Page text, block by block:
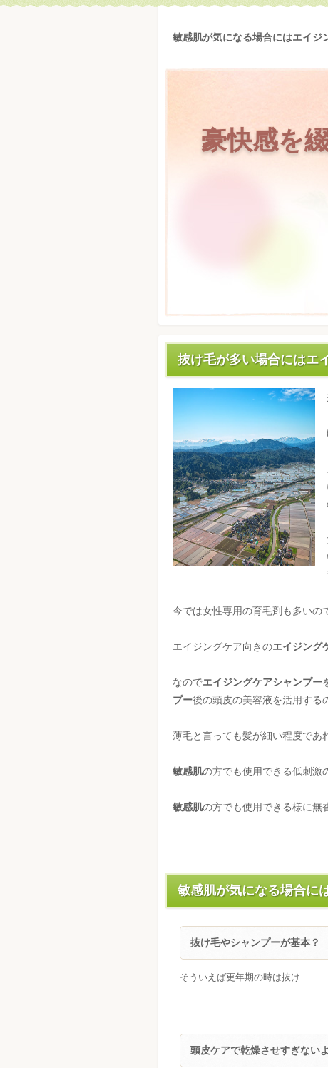
敏感肌が気になる場合にはエイジ
豪快感を
抜け毛が多い場合にはエ
今では女性専用の育毛剤も多いの
エイジングケア向きのエイジング
なのでエイジングケアシャンプー
プー後の頭皮の美容液を活用する
薄毛と言っても髪が細い程度であ
敏感肌の方でも使用できる低刺激
敏感肌の方でも使用できる様に無
敏感肌が気になる場合に
抜け毛やシャンプーが基本？
そういえば更年期の時は抜け...
頭皮ケアで乾燥させすぎない